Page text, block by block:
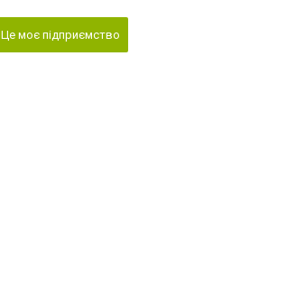
Це моє підприємство